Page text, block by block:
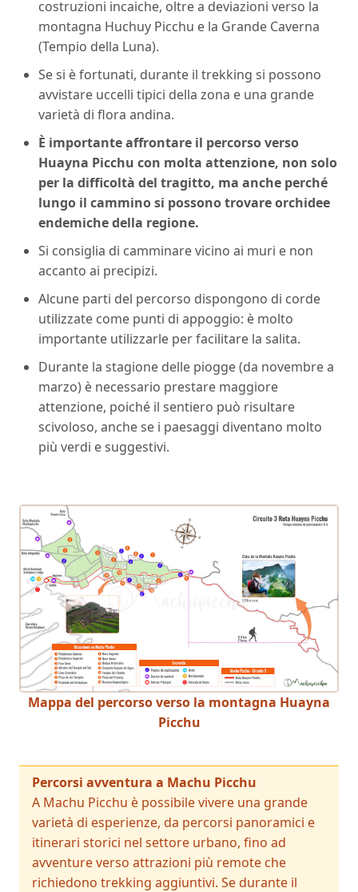
costruzioni incaiche, oltre a deviazioni verso la
montagna Huchuy Picchu e la Grande Caverna
(Tempio della Luna).
Se si è fortunati, durante il trekking si possono
avvistare uccelli tipici della zona e una grande
varietà di flora andina.
È importante affrontare il percorso verso
Huayna Picchu con molta attenzione, non solo
per la difficoltà del tragitto, ma anche perché
lungo il cammino si possono trovare orchidee
endemiche della regione.
Si consiglia di camminare vicino ai muri e non
accanto ai precipizi.
Alcune parti del percorso dispongono di corde
utilizzate come punti di appoggio: è molto
importante utilizzarle per facilitare la salita.
Durante la stagione delle piogge (da novembre a
marzo) è necessario prestare maggiore
attenzione, poiché il sentiero può risultare
scivoloso, anche se i paesaggi diventano molto
più verdi e suggestivi.
Mappa del percorso verso la montagna Huayna
Picchu
Percorsi avventura a Machu Picchu
A Machu Picchu è possibile vivere una grande
varietà di esperienze, da percorsi panoramici e
itinerari storici nel settore urbano, fino ad
avventure verso attrazioni più remote che
richiedono trekking aggiuntivi. Se durante il